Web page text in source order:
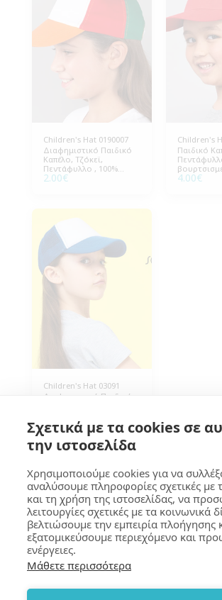
Children's Hat 0190007
Διαφημιστικό Παιδικό
Καπέλο, Τζόκεϊ,
Πεντάφυλλο , 100%
Βαμβάκι, One Size
2.00€
Children's
Παιδικό
180g/m²,
4.00€
Children's Hat 03091
Διαφημιστικό Παιδικό
160g/m², One Size
Περίμετρος 56cm.
Ρυθμιζόμενο πίσω
πλαστικό κούμπωμα.
5.60€
GOUMA Design
Copyright © 2026 All rights
Terms|Privacy|
Σχετικά με τα cookies σε
την ιστοσελίδα
Χρησιμοποιούμε cookies για να
αναλύσουμε πληροφορίες σχετικές με
και τη χρήση της ιστοσελίδας, να
λειτουργίες σχετικές με τα κοινωνικά
βελτιώσουμε την εμπειρία πλοήγησης
εξατομικεύσουμε περιεχόμενο και
ενέργειες.
Μάθετε περισσότερα